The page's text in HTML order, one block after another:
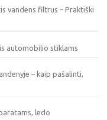
vandens filtrus – Praktiški
automobilio stiklams
– kaip pašalinti,
ledo